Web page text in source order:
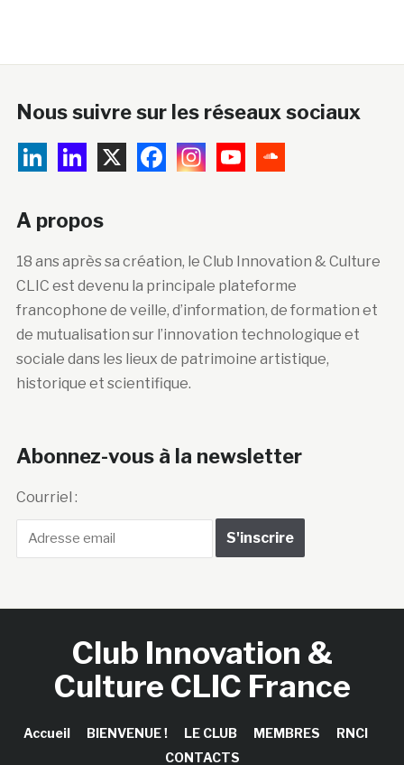
Nous suivre sur les réseaux sociaux
A propos
18 ans après sa création, le Club Innovation & Culture
CLIC est devenu la principale plateforme
francophone de veille, d’information, de formation et
de mutualisation sur l’innovation technologique et
sociale dans les lieux de patrimoine artistique,
historique et scientifique.
Abonnez-vous à la newsletter
Courriel :
Club Innovation &
Culture CLIC France
Accueil BIENVENUE ! LE CLUB MEMBRES
RNCI
CONTACTS